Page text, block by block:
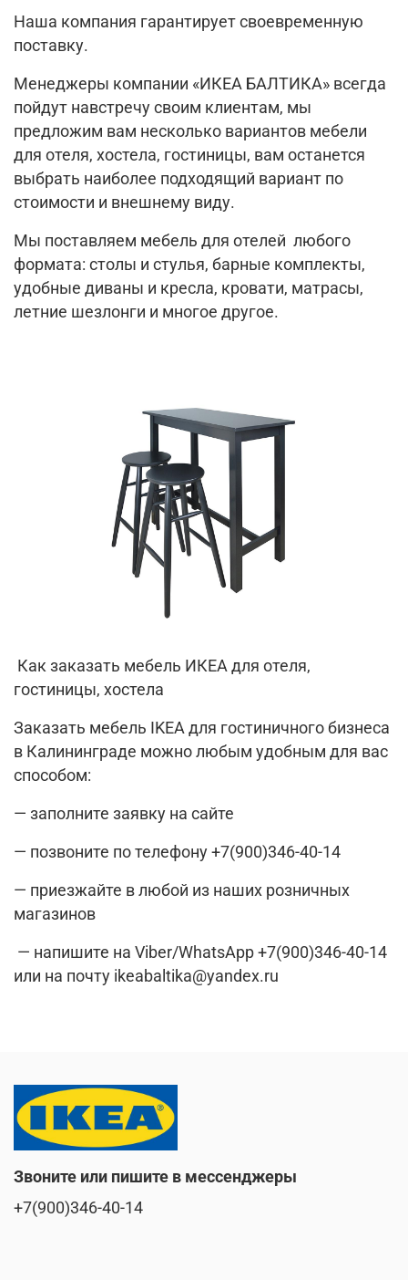
Наша компания гарантирует своевременную
поставку.
Менеджеры компании «ИКЕА БАЛТИКА» всегда
пойдут навстречу своим клиентам, мы
предложим вам несколько вариантов мебели
для отеля, хостела, гостиницы, вам останется
выбрать наиболее подходящий вариант по
стоимости и внешнему виду.
Мы поставляем мебель для отелей любого
формата: столы и стулья, барные комплекты,
удобные диваны и кресла, кровати, матрасы,
летние шезлонги и многое другое.
Как заказать мебель ИКЕА для отеля,
гостиницы, хостела
Заказать мебель IKEA для гостиничного бизнеса
в Калининграде можно любым удобным для вас
способом:
— заполните заявку на сайте
— позвоните по телефону +7(900)346-40-14
— приезжайте в любой из наших розничных
магазинов
— напишите на Viber/WhatsApp +7(900)346-40-14
или на почту ikeabaltika@yandex.ru
Звоните или пишите в мессенджеры
+7(900)346-40-14